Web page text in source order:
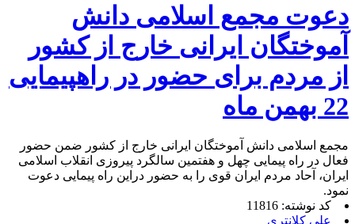
دعوت مجمع اسلامی دانش
آموختگان ایرانی خارج از کشور
از مردم برای حضور در راهپیمایی
22 بهمن ماه
مجمع اسلامی دانش آموختگان ایرانی خارج از کشور ضمن حضور
فعال در راه پیمایی چهل و هفتمین سالگرد پیروزی انقلاب اسلامی
ایران، آحاد مردم ایران قوی را به حضور دراین راه پیمایی دعوت
نمود.
کد نوشته: 11816
علی کلانتری